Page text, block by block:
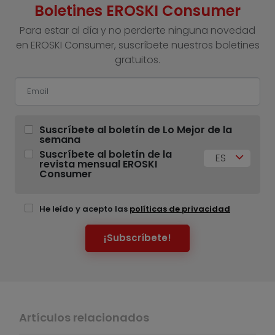
Boletines EROSKI Consumer
Para estar al día y no perderte ninguna novedad
en EROSKI Consumer, suscríbete nuestros boletines
gratuitos.
Suscríbete al boletín de Lo Mejor de la
semana
Suscríbete al boletín de la
revista mensual EROSKI
Consumer
ES
He leído y acepto las políticas de privacidad
¡Subscríbete!
Artículos relacionados